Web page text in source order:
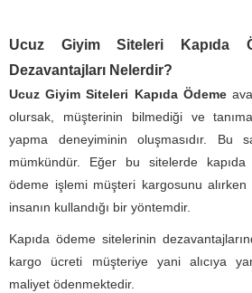
Ucuz Giyim Siteleri Kapıda
Dezavantajları Nelerdir?
Ucuz Giyim Siteleri Kapıda Ödeme
olursak, müşterinin bilmediği ve
yapma deneyiminin oluşmasıdır. Bu
mümkündür. Eğer bu sitelerde
ödeme işlemi müşteri kargosunu
insanın kullandığı bir yöntemdir.
Kapıda ödeme sitelerinin
kargo ücreti müşteriye yani alıcıya
maliyet ödenmektedir.